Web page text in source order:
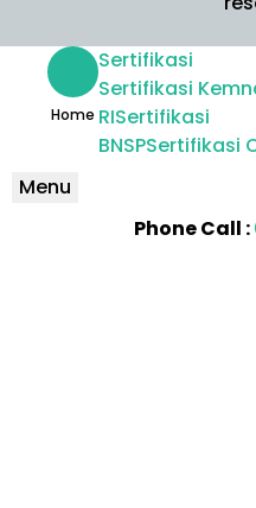
Home
Sertifikasi
Sertifikasi
RISertifikasi
BNSPSertifikasi
Menu
Phone Call :